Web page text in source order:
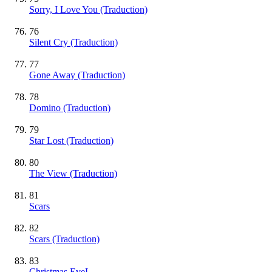
Sorry, I Love You (Traduction)
76
Silent Cry (Traduction)
77
Gone Away (Traduction)
78
Domino (Traduction)
79
Star Lost (Traduction)
80
The View (Traduction)
81
Scars
82
Scars (Traduction)
83